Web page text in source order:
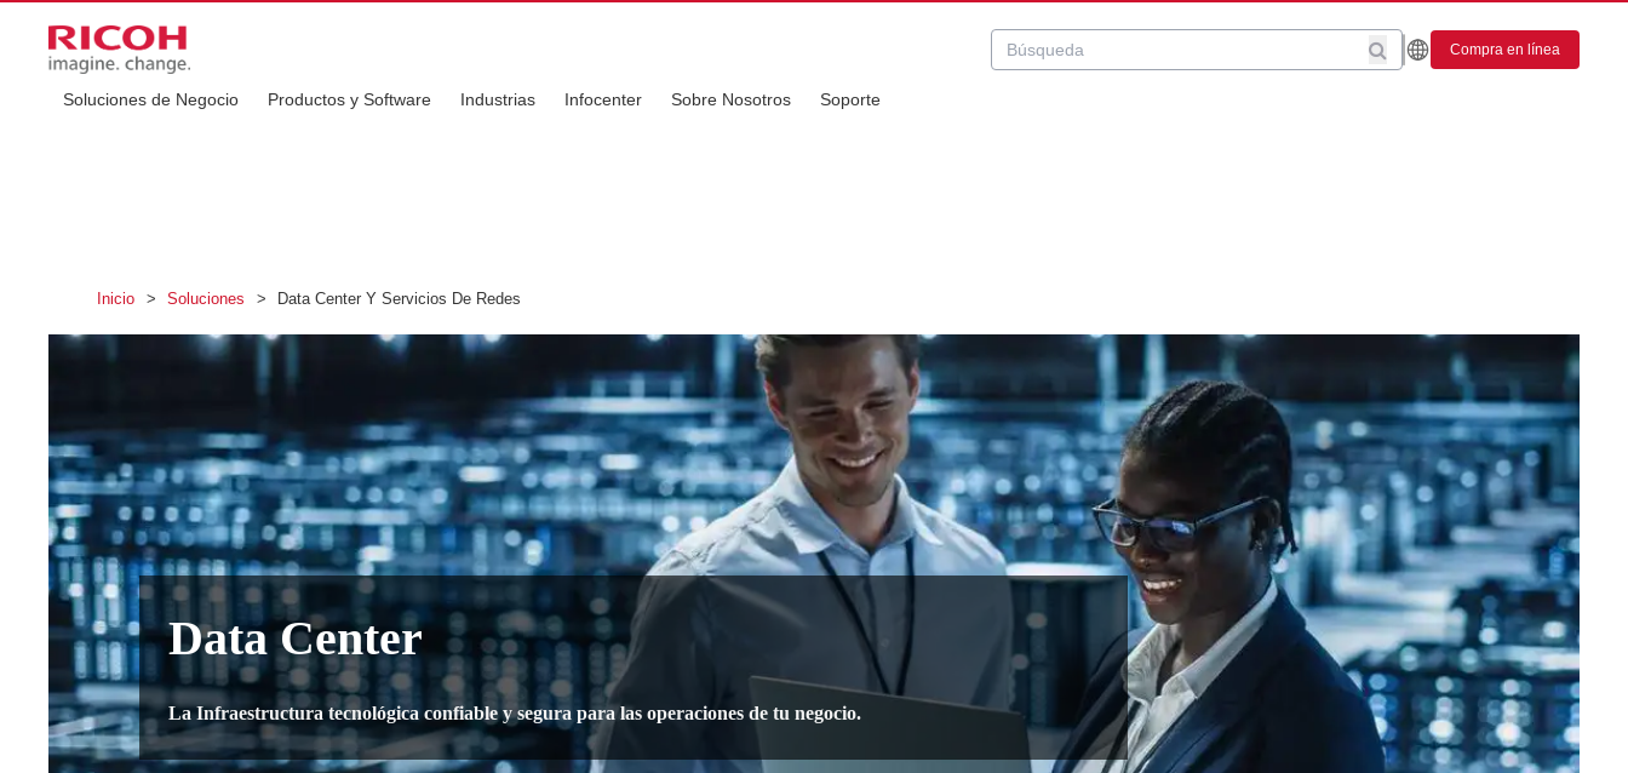
Compra en línea
Soluciones de Negocio Productos y Software Industrias Infocenter Sobre Nosotros Soporte
Inicio > Soluciones > Data Center Y Servicios De Redes
Data Center
La Infraestructura tecnológica confiable y segura para las operaciones de tu negocio.